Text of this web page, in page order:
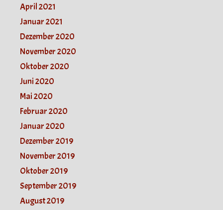
April 2021
Januar 2021
Dezember 2020
November 2020
Oktober 2020
Juni 2020
Mai 2020
Februar 2020
Januar 2020
Dezember 2019
November 2019
Oktober 2019
September 2019
August 2019